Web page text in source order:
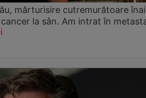
mărturisire cutremurătoare
la sân. Am intrat în